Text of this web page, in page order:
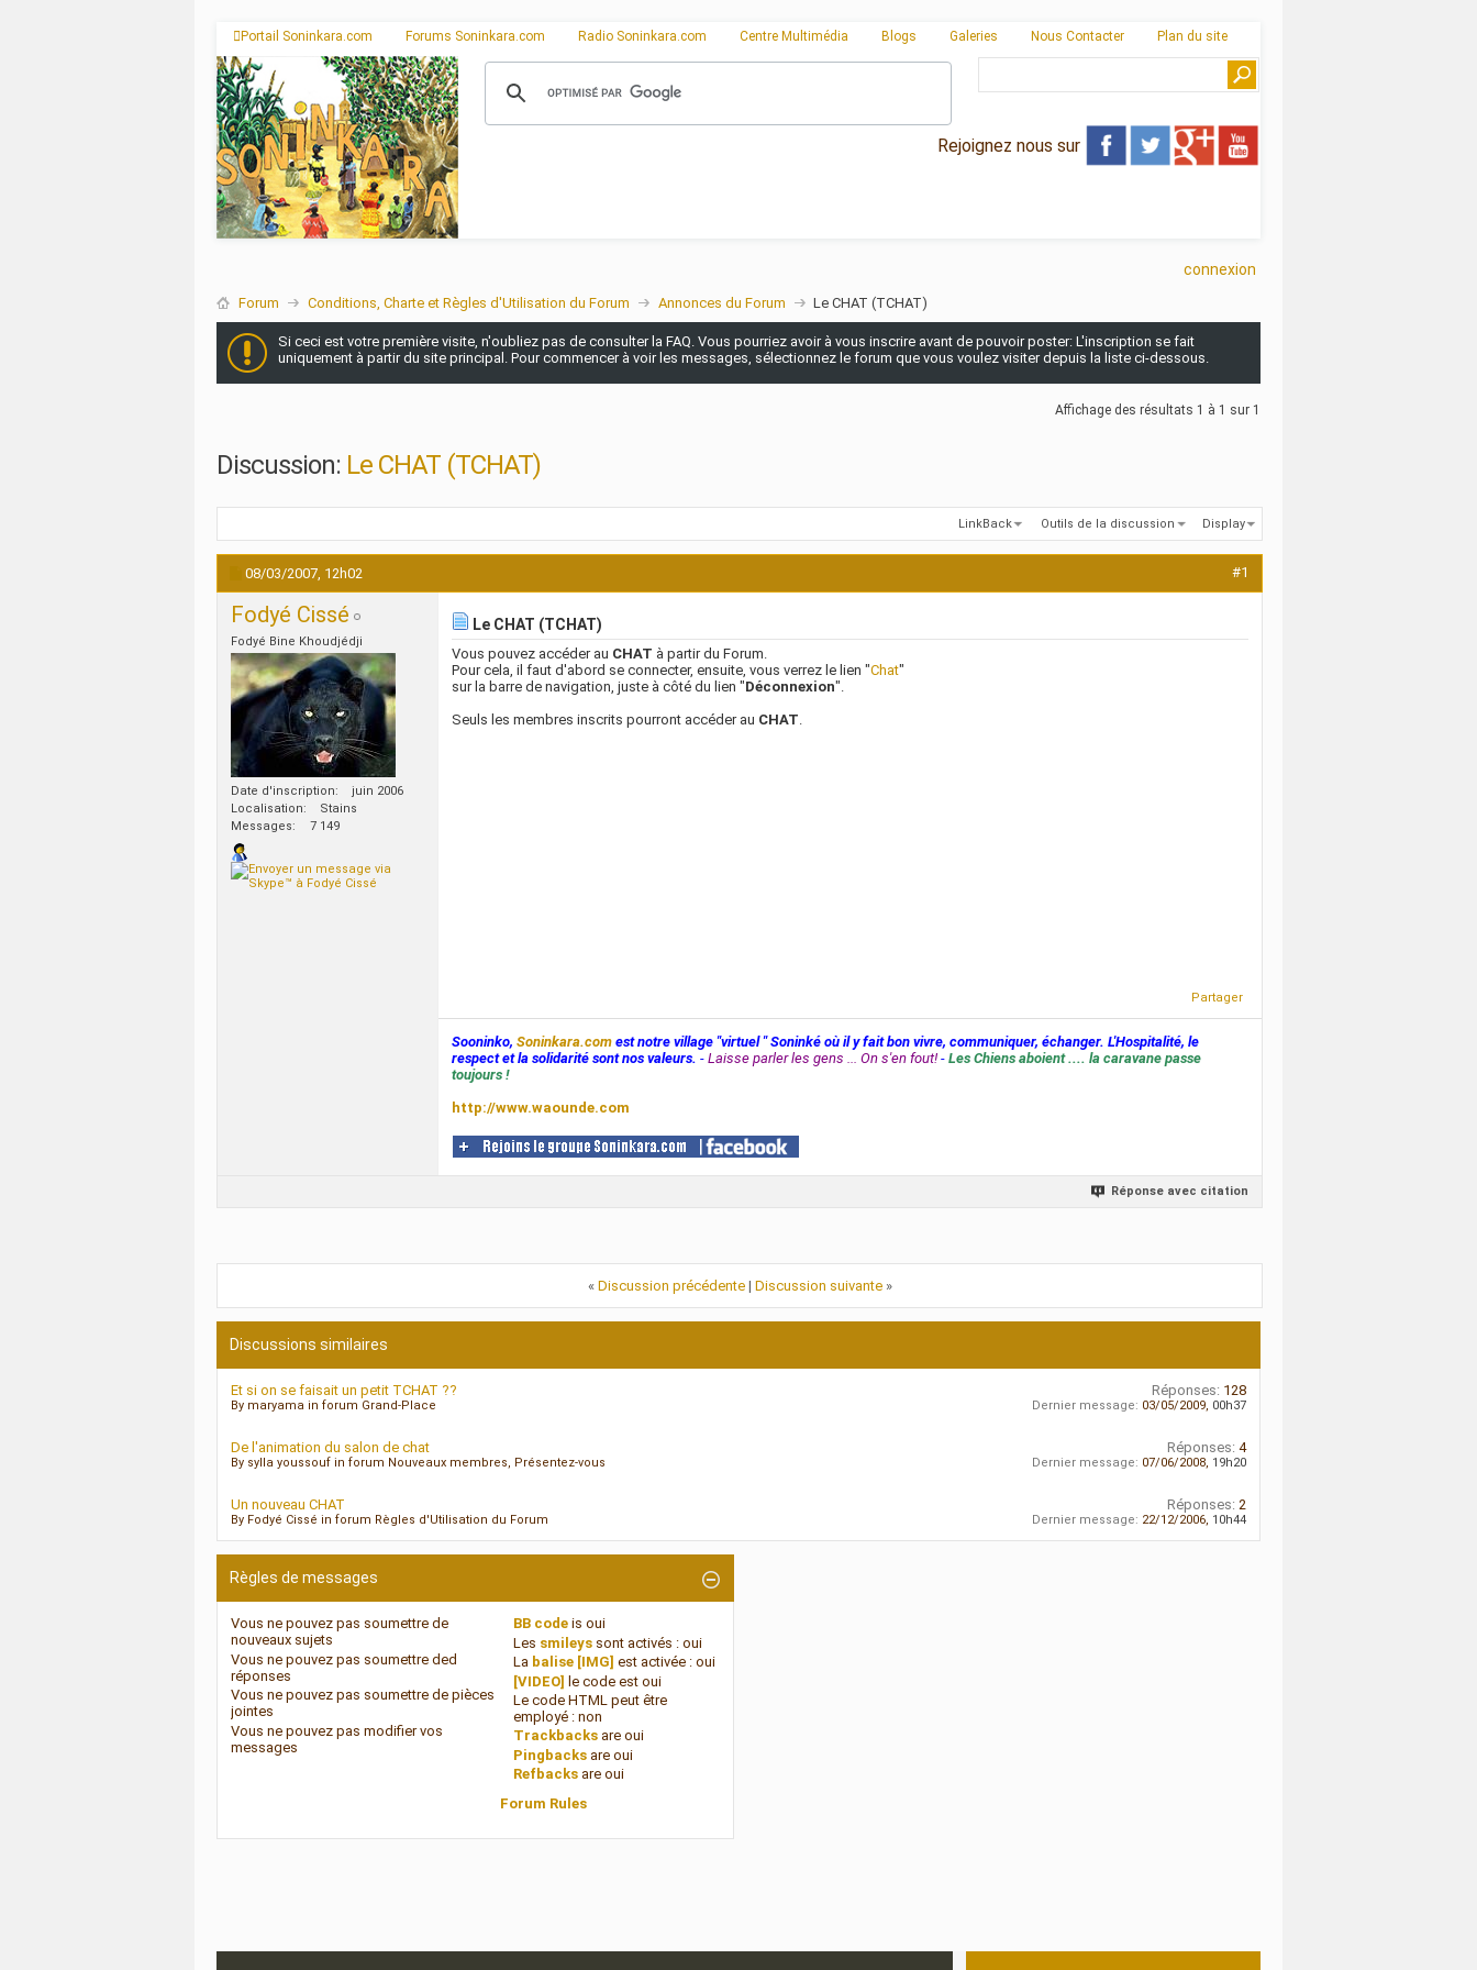
Portail Soninkara.com Forums Soninkara.com Radio Soninkara.com Centre Multimédia Blogs Galeries Nous Contacter Plan du site
Rejoignez nous sur
connexion
Forum Conditions, Charte et Règles d'Utilisation du Forum Annonces du Forum Le CHAT (TCHAT)
Si ceci est votre première visite, n'oubliez pas de consulter la FAQ. Vous pourriez avoir à vous inscrire avant de pouvoir poster: L'inscription se fait
uniquement à partir du site principal. Pour commencer à voir les messages, sélectionnez le forum que vous voulez visiter depuis la liste ci-dessous.
Affichage des résultats 1 à 1 sur 1
Discussion: Le CHAT (TCHAT)
LinkBack Outils de la discussion Display
08/03/2007, 12h02 #1
Fodyé Cissé
Fodyé Bine Khoudjédji
Date d'inscription
juin 2006
Localisation
Stains
Messages
7 149
Le CHAT (TCHAT)
Vous pouvez accéder au CHAT à partir du Forum.
Pour cela, il faut d'abord se connecter, ensuite, vous verrez le lien "Chat"
sur la barre de navigation, juste à côté du lien "Déconnexion".
Seuls les membres inscrits pourront accéder au CHAT.
Partager
Sooninko, Soninkara.com est notre village "virtuel " Soninké où il y fait bon vivre, communiquer, échanger. L'Hospitalité, le
respect et la solidarité sont nos valeurs. - Laisse parler les gens ... On s'en fout! - Les Chiens aboient .... la caravane passe
toujours !
http://www.waounde.com
Réponse avec citation
« Discussion précédente| Discussion suivante »
Discussions similaires
Et si on se faisait un petit TCHAT ??
By maryama in forum Grand-Place
Réponses: 128
Dernier message: 03/05/2009, 00h37
De l'animation du salon de chat
By sylla youssouf in forum Nouveaux membres, Présentez-vous
Réponses: 4
Dernier message: 07/06/2008, 19h20
Un nouveau CHAT
By Fodyé Cissé in forum Règles d'Utilisation du Forum
Réponses: 2
Dernier message: 22/12/2006, 10h44
Règles de messages
Vous ne pouvez pas soumettre de
nouveaux sujets
Vous ne pouvez pas soumettre ded
réponses
Vous ne pouvez pas soumettre de pièces
jointes
Vous ne pouvez pas modifier vos
messages
BB codeis oui
Les smileyssont activés : oui
La balise [IMG] est activée : oui
[VIDEO] le code est oui
Le code HTML peut être
employé : non
Trackbacksare oui
Pingbacksare oui
Refbacksare oui
Forum Rules